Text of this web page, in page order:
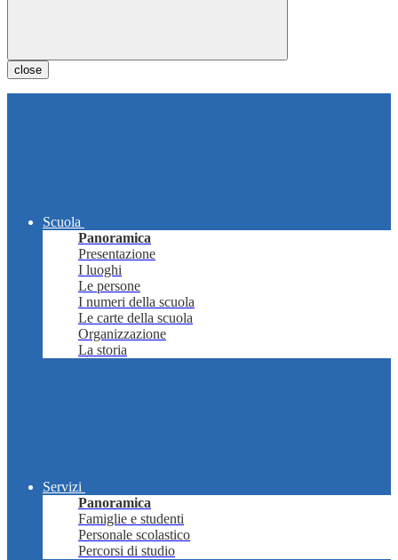
close
Scuola
Panoramica
Presentazione
I luoghi
Le persone
I numeri della scuola
Le carte della scuola
Organizzazione
La storia
Servizi
Panoramica
Famiglie e studenti
Personale scolastico
Percorsi di studio